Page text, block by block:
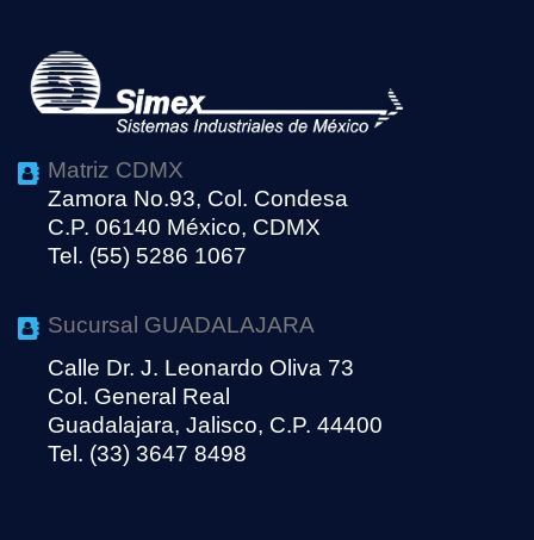
Matriz CDMX
Zamora No.93, Col. Condesa
C.P. 06140 México, CDMX
Tel. (55) 5286 1067
Sucursal GUADALAJARA
Calle Dr. J. Leonardo Oliva 73
Col. General Real
Guadalajara, Jalisco, C.P. 44400
Tel. (33) 3647 8498